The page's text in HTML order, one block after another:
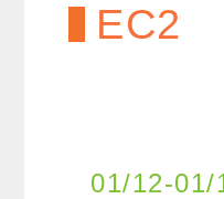
EC2
01/12-01/